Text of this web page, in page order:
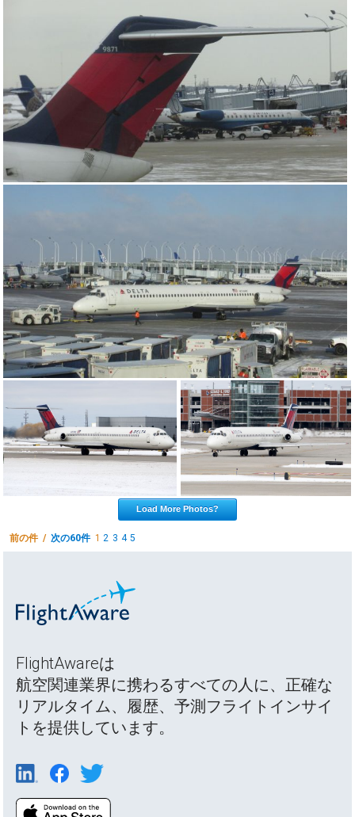
Load More Photos?
前の件 /次の60件12 3 4 5
FlightAwareは
航空関連業界に携わるすべての人に、正確な
リアルタイム、履歴、予測フライトインサイ
トを提供しています。